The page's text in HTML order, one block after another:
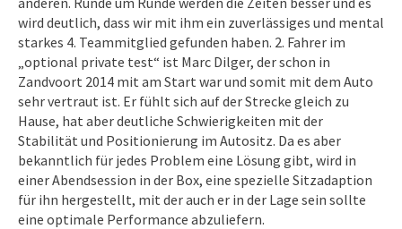
wird deutlich, dass wir mit ihm ein zuverlässiges und mental
starkes 4. Teammitglied gefunden haben. 2. Fahrer im
„optional private test“ ist Marc Dilger, der schon in
Zandvoort 2014 mit am Start war und somit mit dem Auto
sehr vertraut ist. Er fühlt sich auf der Strecke gleich zu
Hause, hat aber deutliche Schwierigkeiten mit der
Stabilität und Positionierung im Autositz. Da es aber
bekanntlich für jedes Problem eine Lösung gibt, wird in
einer Abendsession in der Box, eine spezielle Sitzadaption
für ihn hergestellt, mit der auch er in der Lage sein sollte
eine optimale Performance abzuliefern.